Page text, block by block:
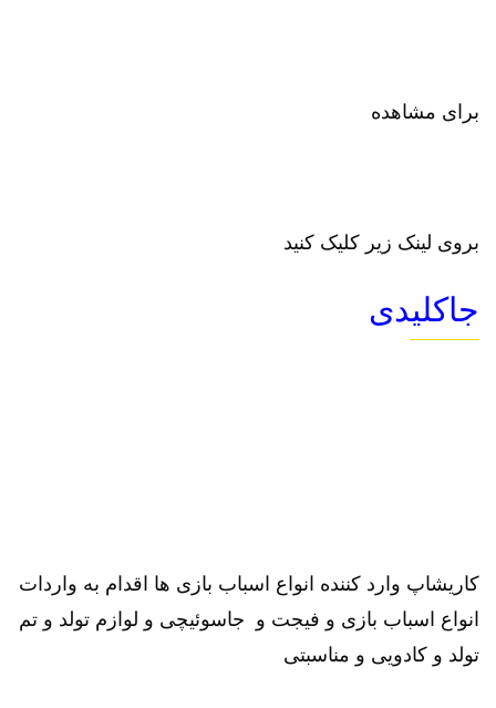
برای مشاهده
بروی لینک زیر کلیک کنید
جاکلیدی
کاریشاپ وارد کننده انواع اسباب بازی ها اقدام به واردات
انواع اسباب بازی و فیجت و جاسوئیچی و لوازم تولد و تم
تولد و کادویی و مناسبتی